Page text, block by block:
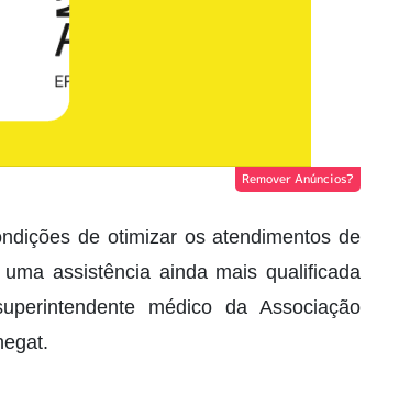
Remover Anúncios?
de otimizar os atendimentos de
assistência ainda mais qualificada
médico da Associação